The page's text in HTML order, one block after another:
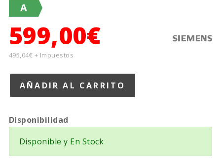
A
599,00€
495,04€ + Impuestos
Disponibilidad
Disponible y En Stock